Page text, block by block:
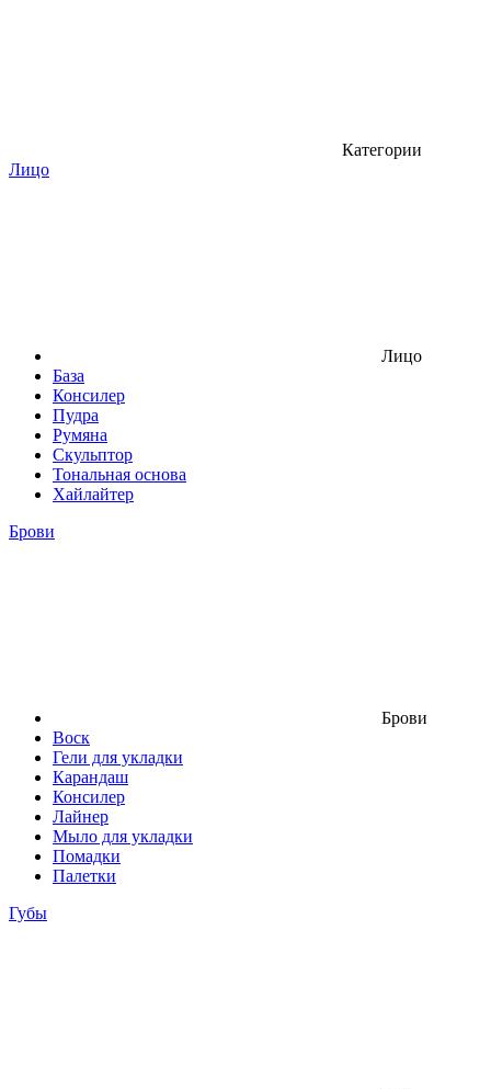
Категории
Лицо
Лицо
База
Консилер
Пудра
Румяна
Скульптор
Тональная основа
Хайлайтер
Брови
Брови
Воск
Гели для укладки
Карандаш
Консилер
Лайнер
Мыло для укладки
Помадки
Палетки
Губы